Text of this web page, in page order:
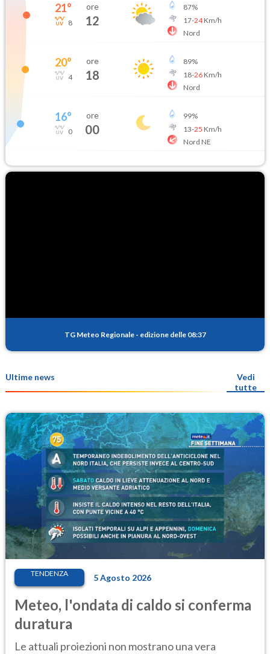
21°
8
ore
12
87%
17-24Km/h
Nord
20°
4
ore
18
89%
18-26Km/h
Nord
16°
0
ore
00
99%
13-25 Km/h
Nord NE
TG Meteo Regionale - edizione delle 08:37
Ultime news
Vedi
tutte
TENDENZA 5 Agosto 2026
Meteo, l'ondata di caldo si conferma
duratura
Le attuali proiezioni non mostrano una vera